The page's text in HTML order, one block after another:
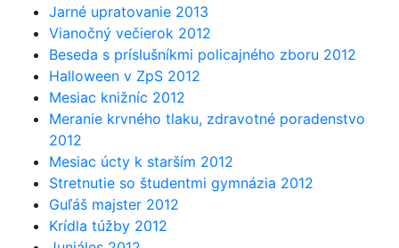
Jarné upratovanie 2013
Vianočný večierok 2012
Beseda s príslušníkmi policajného zboru 2012
Halloween v ZpS 2012
Mesiac knižníc 2012
Meranie krvného tlaku, zdravotné poradenstvo
2012
Mesiac úcty k starším 2012
Stretnutie so študentmi gymnázia 2012
Guľáš majster 2012
Krídla túžby 2012